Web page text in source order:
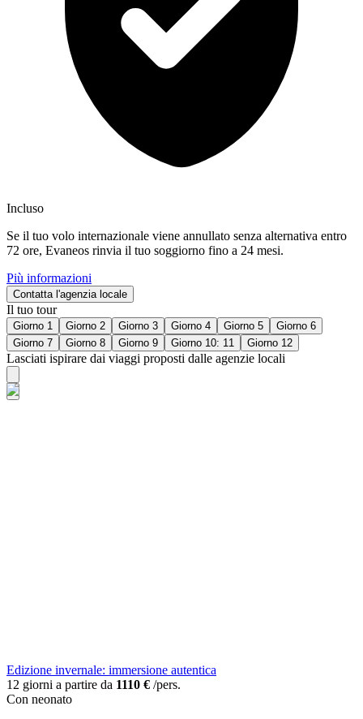
Incluso
Se il tuo volo internazionale viene annullato senza alternativa entro
72 ore, Evaneos rinvia il tuo soggiorno fino a 24 mesi.
Più informazioni
Contatta l'agenzia locale
Il tuo tour
Giorno 1 Giorno 2 Giorno 3 Giorno 4 Giorno 5
Giorno 6
Giorno 7
Giorno 8 Giorno 9 Giorno 10: 11 Giorno 12
Lasciati ispirare dai viaggi proposti dalle agenzie locali
Edizione invernale: immersione autentica
12 giorni a partire da 1110 € /pers.
Con neonato